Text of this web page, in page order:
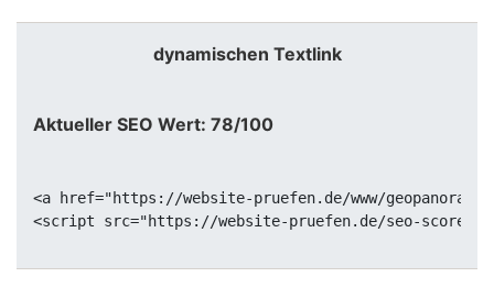
dynamischen Textlink
Aktueller SEO Wert: 78/100
<a href="https://website-pruefen.de/www/